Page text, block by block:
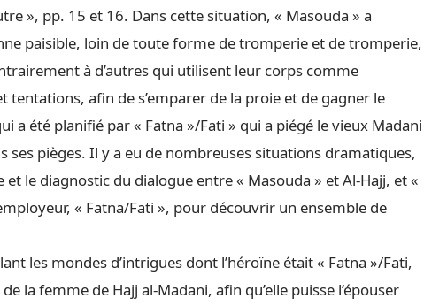
», pp. 15 et 16. Dans cette situation, « Masouda » a
paisible, loin de toute forme de tromperie et de tromperie,
à d’autres qui utilisent leur corps comme
tentations, afin de s’emparer de la proie et de gagner le
a été planifié par « Fatna »/Fati » qui a piégé le vieux Madani
ses pièges. Il y a eu de nombreuses situations dramatiques,
le diagnostic du dialogue entre « Masouda » et Al-Hajj, et «
« Fatna/Fati », pour découvrir un ensemble de
les mondes d’intrigues dont l’héroïne était « Fatna »/Fati,
la femme de Hajj al-Madani, afin qu’elle puisse l’épouser